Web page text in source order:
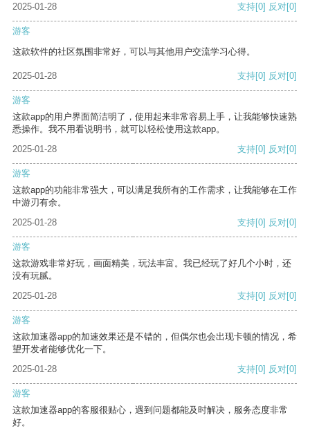
2025-01-28
支持[0] 反对[0]
游客
这款软件的社区氛围非常好，可以与其他用户交流学习心得。
2025-01-28 支持[0] 反对[0]
游客
这款app的用户界面简洁明了，使用起来非常容易上手，让我能够快速熟
悉操作。我不用看说明书，就可以轻松使用这款app。
2025-01-28
支持[0] 反对[0]
游客
这款app的功能非常强大，可以满足我所有的工作需求，让我能够在工作
中游刃有余。
2025-01-28
支持[0] 反对[0]
游客
这款游戏非常好玩，画面精美，玩法丰富。我已经玩了好几个小时，还
没有玩腻。
2025-01-28
支持[0] 反对[0]
游客
这款加速器app的加速效果还是不错的，但偶尔也会出现卡顿的情况，希
望开发者能够优化一下。
2025-01-28
支持[0] 反对[0]
游客
这款加速器app的客服很贴心，遇到问题都能及时解决，服务态度非常
好。